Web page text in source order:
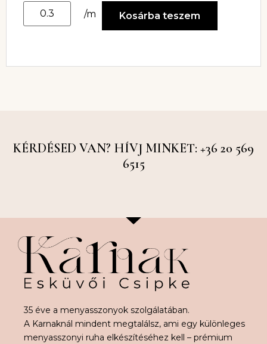
/m Kosárba teszem
KÉRDÉSED VAN? HÍVJ MINKET: +36 20 569
6515
35 éve a menyasszonyok szolgálatában.
A Karnaknál mindent megtalálsz, ami egy különleges
menyasszonyi ruha elkészítéséhez kell – prémium